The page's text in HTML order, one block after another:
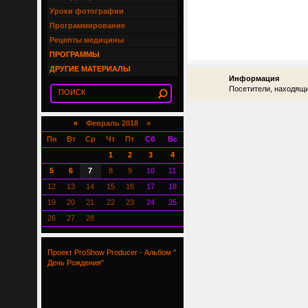
Информация
Посетители,
Уроки фотографии
Программирование
Рецепты медицины
ПРОГРАММЫ
ДРУГИЕ МАТЕРИАЛЫ
« Февраль 2018 »
Пн
Вт Ср Чт Пт Сб
Вс
1
2 3
4
5
6 7 8 9 10
11
12
13 14 15 16 17
18
19
20 21 22 23 24
25
26
27 28
Проект ProShow Producer - Альбом "
День Рождения"